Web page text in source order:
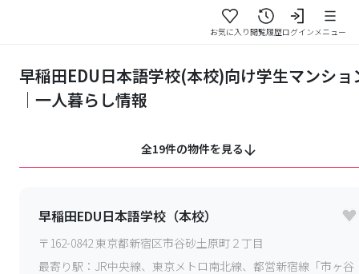
お気に入り閲覧履歴ログインメニュー
早稲田EDU日本語学校(本校)向け学生マンショ
｜一人暮らし情報
全19件の物件を見る
早稲田EDU日本語学校（本校）
〒 162-0842東京都新宿区市谷砂土原町２丁目
最寄り駅： JR中央線、東京メトロ南北線、都営新宿線「市ヶ谷